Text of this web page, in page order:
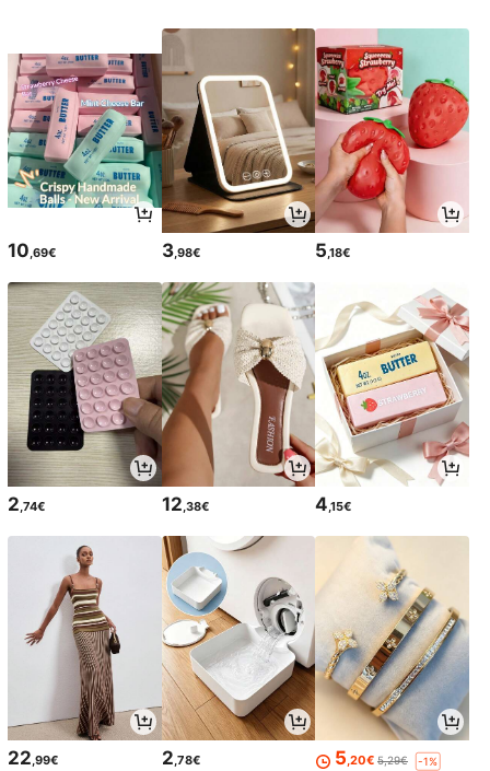
10,69€ 3,98€ 5,18€
2,74€ 12,38€ 4,15€
22,99€ 2,78€ 5,20€ 5,29€ -1%